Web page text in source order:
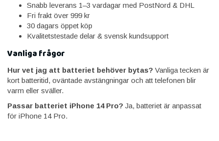
Snabb leverans 1–3 vardagar med PostNord & DHL
Fri frakt över 999 kr
30 dagars öppet köp
Kvalitetstestade delar & svensk kundsupport
Vanliga frågor
Hur vet jag att batteriet behöver bytas? Vanliga tecken är
kort batteritid, oväntade avstängningar och att telefonen blir
varm eller sväller.
Passar batteriet iPhone 14 Pro? Ja, batteriet är anpassat
för iPhone 14 Pro.